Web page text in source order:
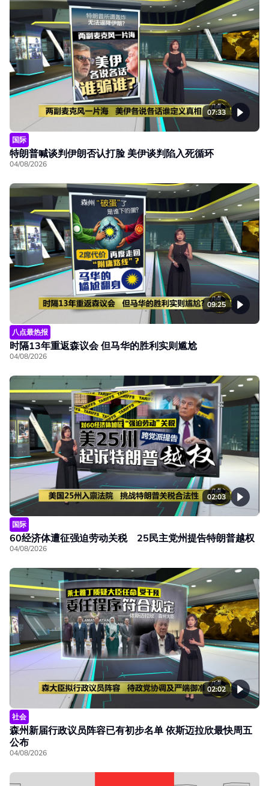
07:33
国际
特朗普喊谈判伊朗否认打脸 美伊谈判陷入死循环
04/08/2026
09:25
八点最热报
时隔13年重返森议会 但马华的胜利实则尴尬
04/08/2026
02:03
国际
60经济体遭征强迫劳动关税 25民主党州提告特朗普越权
04/08/2026
02:02
社会
森州新届行政议员阵容已有初步名单 依斯迈拉欣最快周五
公布
04/08/2026